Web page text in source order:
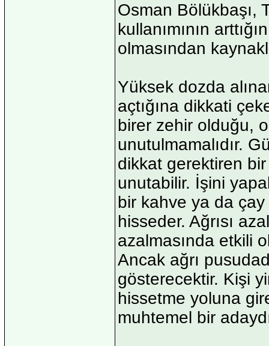
Osman Bölükbaşı,
kullanımının
olmasından
Yüksek dozda
açtığına dikkati
birer zehir olduğu,
unutulmamalıdır.
dikkat gerektiren
unutabilir. İşini
bir kahve ya da
hisseder. Ağrısı
azalmasında etkili
Ancak ağrı
gösterecektir. Kişi
hissetme yoluna
muhtemel bir